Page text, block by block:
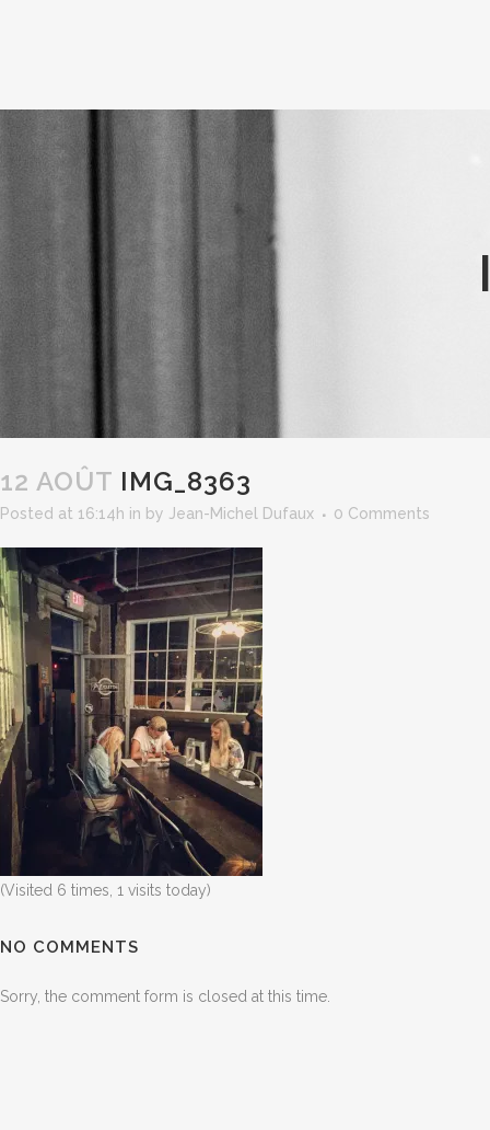
12 AOÛT IMG_8363
Posted at 16:14h in by Jean-Michel Dufaux 0 Comments
(Visited 6 times, 1 visits today)
NO COMMENTS
Sorry, the comment form is closed at this time.